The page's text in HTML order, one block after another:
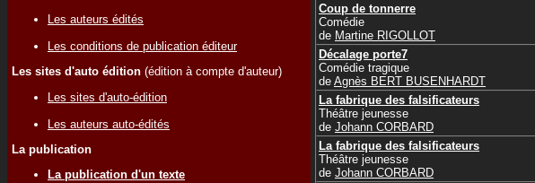
Les auteurs édités
Les conditions de publication éditeur
Les sites d'auto édition (édition à compte d'auteur)
Les sites d'auto-édition
Les auteurs auto-édités
La publication
La publication d'un texte
Coup de tonnerre
Comédie
de Martine RIGOLLOT
Décalage porte7
Comédie tragique
de Agnès BERT BUSENHARDT
La fabrique des falsificateurs
Théâtre jeunesse
de Johann CORBARD
La fabrique des falsificateurs
Théâtre jeunesse
de Johann CORBARD